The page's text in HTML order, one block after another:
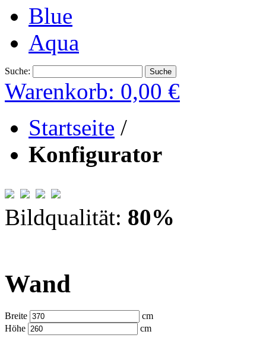
Blue
Aqua
Suche: Suche
Warenkorb: 0,00 €
Startseite /
Konfigurator
Bildqualität: 80%
Wand
Breite
cm
Höhe
cm